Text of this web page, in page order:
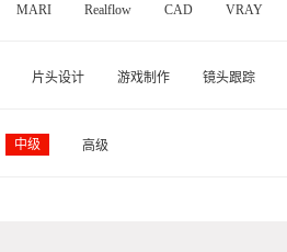
MARI Realflow CAD VRAY
片头设计 游戏制作 镜头跟踪
中级 高级